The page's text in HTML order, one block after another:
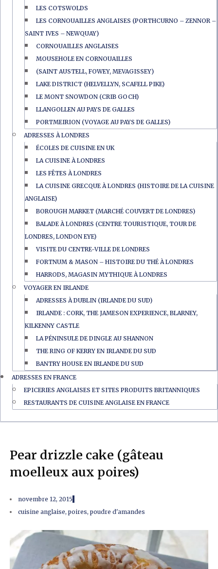
LES COTSWOLDS
LES CORNOUAILLES ANGLAISES (PORTHCURNO – ZENNOR –
SAINT IVES – NEWQUAY)
CORNOUAILLES ANGLAISES
MOUSEHOLE EN CORNOUAILLES
(SAINT AUSTELL, FOWEY, MEVAGISSEY)
LAKE DISTRICT (HELVELLYN, SCAFELL PIKE)
LE MONT SNOWDON (CRIB GOCH)
LLANGOLLEN AU PAYS DE GALLES
PORTMEIRION (VOYAGE AU PAYS DE GALLES)
ADRESSES À LONDRES
ÉCOLES DE CUISINE EN UK
LA CUISINE À LONDRES
LES FÊTES À LONDRES
LA CUISINE GRECQUE À LONDRES (HISTOIRE DE LA CUISINE
ANGLAISE)
BOROUGH MARKET (MARCHÉ COUVERT DE LONDRES)
BALADE À LONDRES (CENTRE TOURISTIQUE, TOUR DE
LONDRES, LONDON EYE)
VISITE DU CENTRE-VILLE DE LONDRES
FORTNUM & MASON – HISTOIRE DU THÉ À LONDRES
HARRODS, MAGASIN MYTHIQUE À LONDRES
VOYAGER EN IRLANDE
ADRESSES À DUBLIN (IRLANDE DU SUD)
IRLANDE : CORK, THE JAMESON EXPERIENCE, BLARNEY,
KILKENNY CASTLE
LA PÉNINSULE DE DINGLE AU SHANNON
THE RING OF KERRY EN IRLANDE DU SUD
BANTRY HOUSE EN IRLANDE DU SUD
ADRESSES EN FRANCE
EPICERIES ANGLAISES ET SITES PRODUITS BRITANNIQUES
RESTAURANTS DE CUISINE ANGLAISE EN FRANCE
Pear drizzle cake (gâteau
moelleux aux poires)
novembre 12, 2015
cuisine anglaise, poires, poudre d'amandes